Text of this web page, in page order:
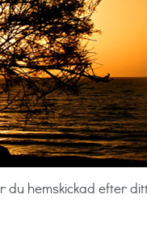
du hemskickad efter